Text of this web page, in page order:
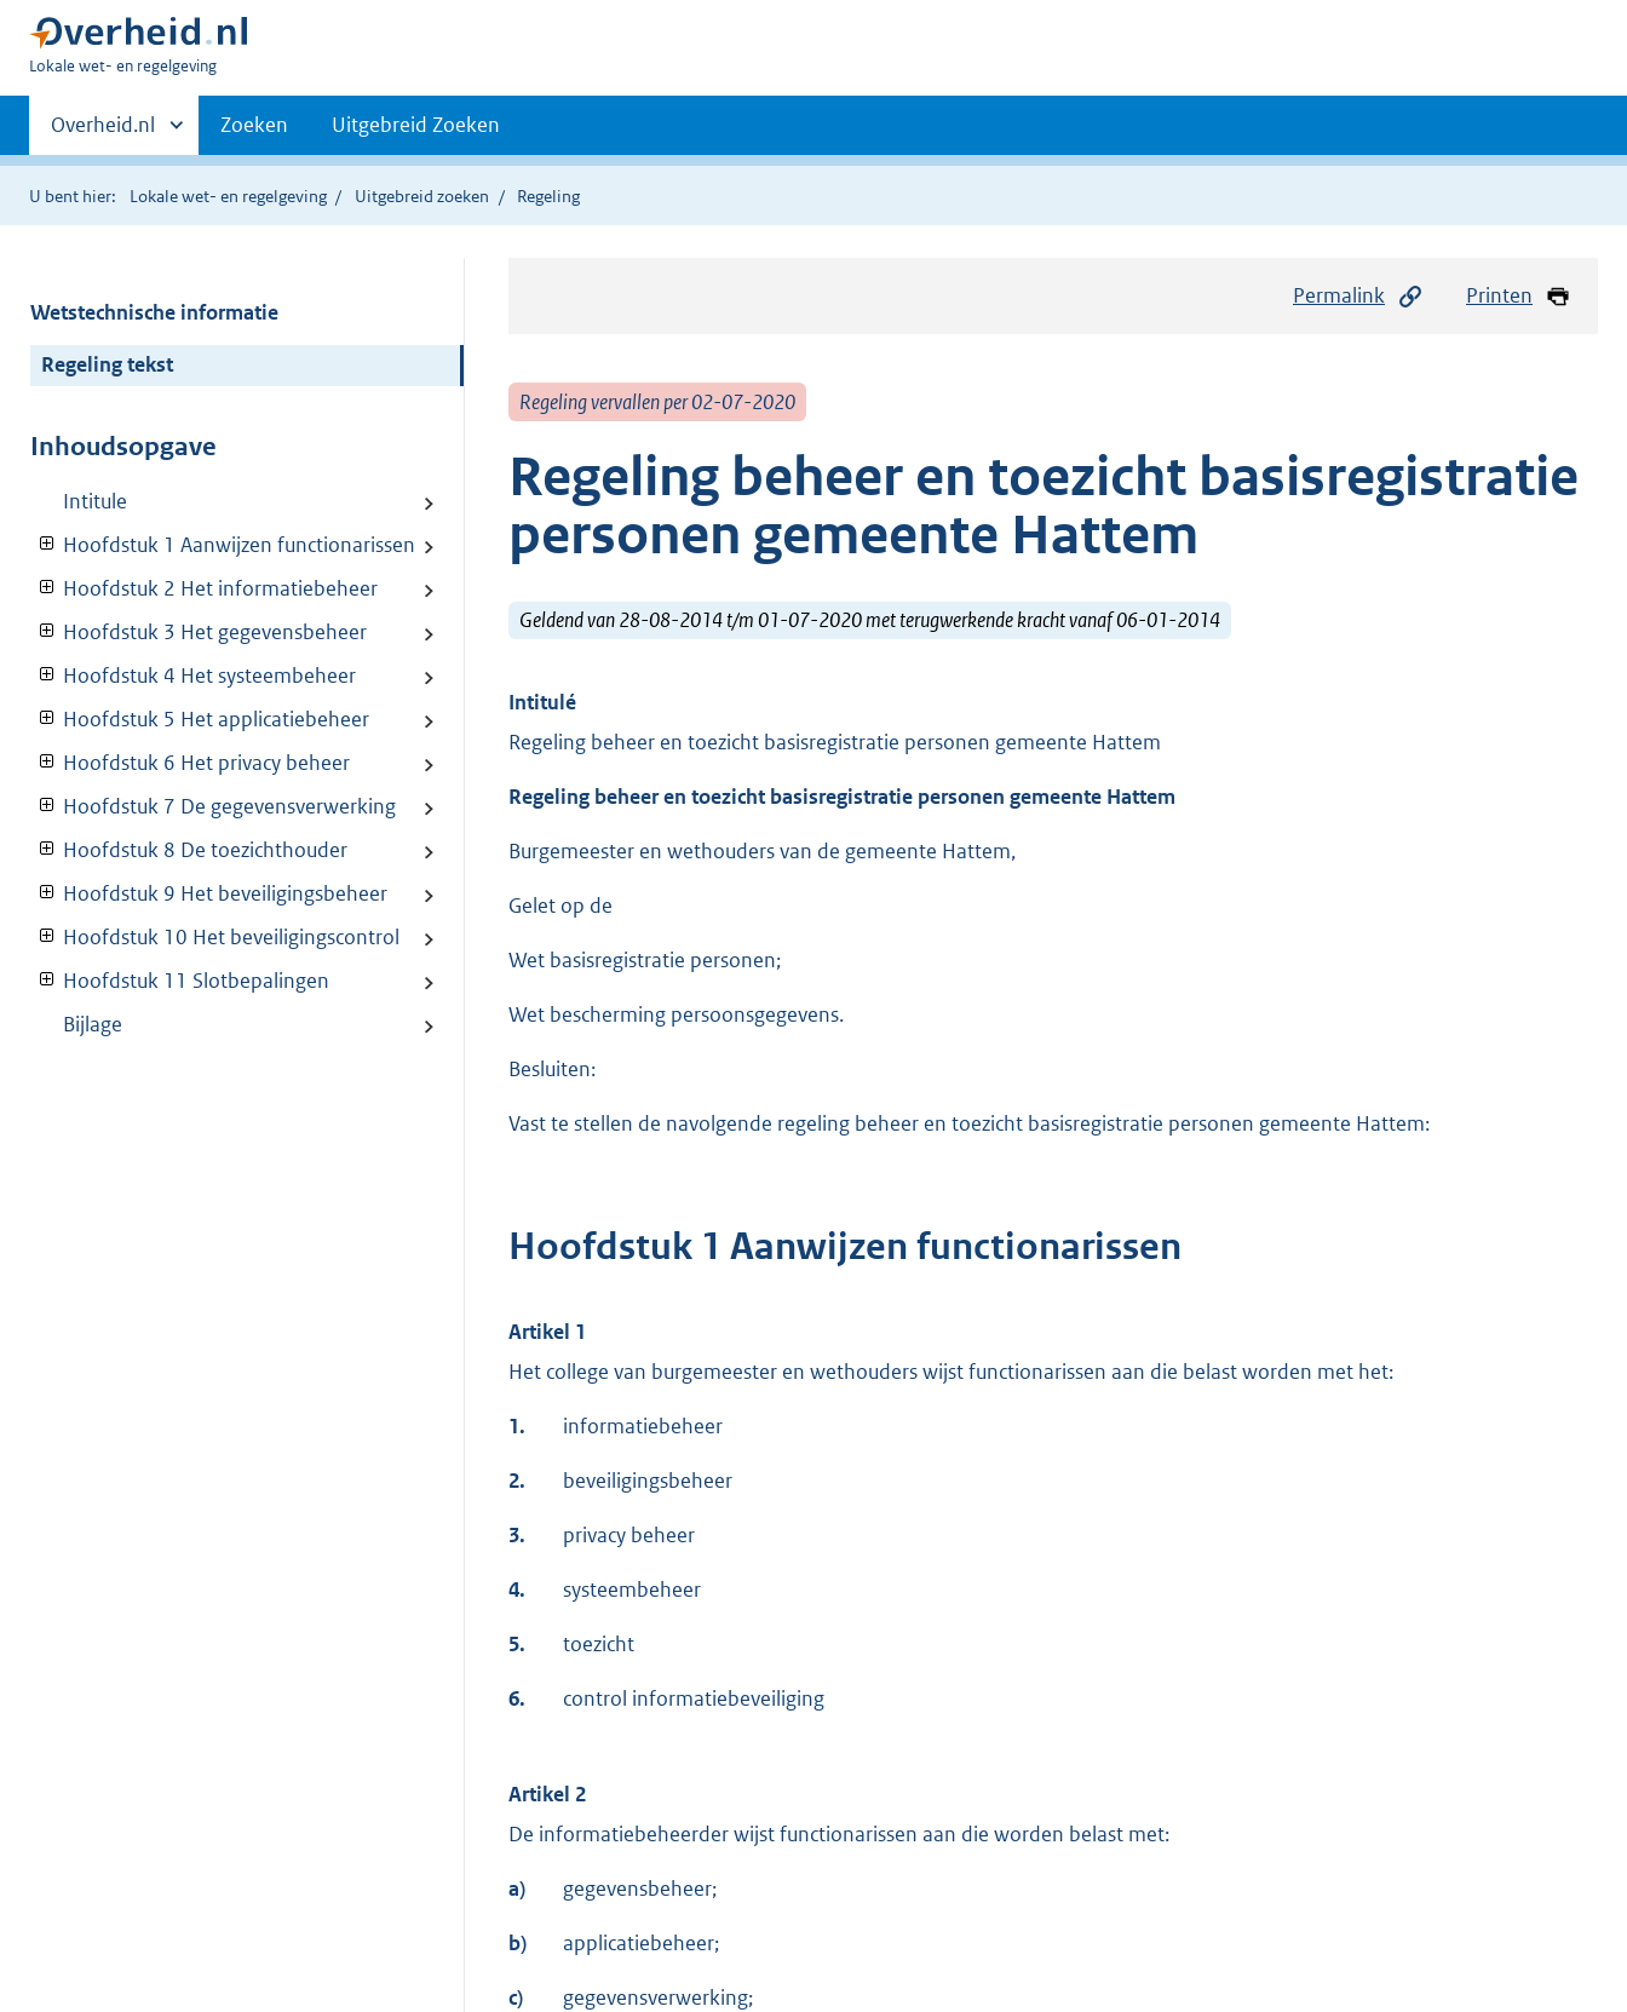
U
hier:
Lokale wet- en regelgeving
Primaire
navigatie
Andere
sites
binnen
Overheid.nl Zoeken Uitgebreid Zoeken
U bent hier: Lokale wet- en regelgeving Uitgebreid zoeken Regeling
Wetstechnische informatie
Regeling tekst
Inhoudsopgave
Intitule
Hoofdstuk 1 Aanwijzen functionarissen
Hoofdstuk 2 Het informatiebeheer
Hoofdstuk 3 Het gegevensbeheer
Hoofdstuk 4 Het systeembeheer
Hoofdstuk 5 Het applicatiebeheer
Hoofdstuk 6 Het privacy beheer
Hoofdstuk 7 De gegevensverwerking
Hoofdstuk 8 De toezichthouder
Hoofdstuk 9 Het beveiligingsbeheer
Hoofdstuk 10 Het beveiligingscontrol
Hoofdstuk 11 Slotbepalingen
Bijlage
Permalink Printen
Regeling vervallen per 02-07-2020
Regeling beheer en toezicht basisregistratie
personen gemeente Hattem
Geldend van 28-08-2014 t/m 01-07-2020 met terugwerkende kracht vanaf 06-01-2014
Intitulé
Regeling beheer en toezicht basisregistratie personen gemeente Hattem
Regeling beheer en toezicht basisregistratie personen gemeente Hattem
Burgemeester en wethouders van de gemeente Hattem,
Gelet op de
Wet basisregistratie personen;
Wet bescherming persoonsgegevens.
Besluiten:
Vast te stellen de navolgende regeling beheer en toezicht basisregistratie personen gemeente Hattem:
Hoofdstuk 1 Aanwijzen functionarissen
Artikel 1
Het college van burgemeester en wethouders wijst functionarissen aan die belast worden met het:
1. informatiebeheer
2. beveiligingsbeheer
3. privacy beheer
4. systeembeheer
5. toezicht
6. control informatiebeveiliging
Artikel 2
De informatiebeheerder wijst functionarissen aan die worden belast met:
a) gegevensbeheer;
b) applicatiebeheer;
c) gegevensverwerking;